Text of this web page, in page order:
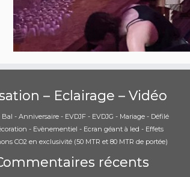
– Eclairage – Vidéo
- Anniversaire - EVDJF - EVDJG - Mariage - Défilé
- Evènementiel - Ecran géant à led - Effets
CO2 en exclusivité (50 MTR et 80 MTR de portée)
récents